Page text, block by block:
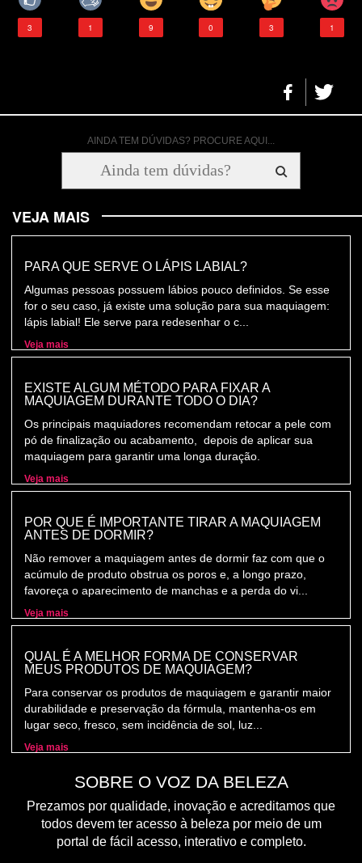
3 1 9 0 3 1
AINDA TEM DÚVIDAS? PROCURE AQUI...
VEJA MAIS
PARA QUE SERVE O LÁPIS LABIAL?
Algumas pessoas possuem lábios pouco definidos. Se esse
for o seu caso, já existe uma solução para sua maquiagem:
lápis labial! Ele serve para redesenhar o c...
Veja mais
EXISTE ALGUM MÉTODO PARA FIXAR A
MAQUIAGEM DURANTE TODO O DIA?
Os principais maquiadores recomendam retocar a pele com
pó de finalização ou acabamento, depois de aplicar sua
maquiagem para garantir uma longa duração.
Veja mais
POR QUE É IMPORTANTE TIRAR A MAQUIAGEM
ANTES DE DORMIR?
Não remover a maquiagem antes de dormir faz com que o
acúmulo de produto obstrua os poros e, a longo prazo,
favoreça o aparecimento de manchas e a perda do vi...
Veja mais
QUAL É A MELHOR FORMA DE CONSERVAR
MEUS PRODUTOS DE MAQUIAGEM?
Para conservar os produtos de maquiagem e garantir maior
durabilidade e preservação da fórmula, mantenha-os em
lugar seco, fresco, sem incidência de sol, luz...
Veja mais
SOBRE O VOZ DA BELEZA
Prezamos por qualidade, inovação e acreditamos que
todos devem ter acesso à beleza por meio de um
portal de fácil acesso, interativo e completo.